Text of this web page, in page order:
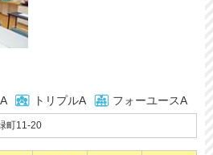
トリプルA フォーユースA
町11-20